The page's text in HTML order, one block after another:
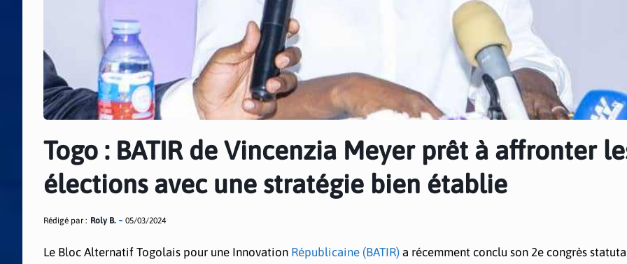
Togo : BATIR de Vincenzia Meyer prêt à affronter
élections avec une stratégie bien établie
Rédigé par : Roly B. 05/03/2024
Le Bloc Alternatif Togolais pour une Innovation Républicaine (BATIR) a récemment conclu son 2e congrès